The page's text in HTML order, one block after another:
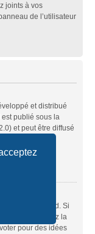
joints à vos
de l’utilisateur
et distribué
est publié sous la
et peut être diffusé
phpBB Limited. Si
ajoutée, visitez la
pour des idées